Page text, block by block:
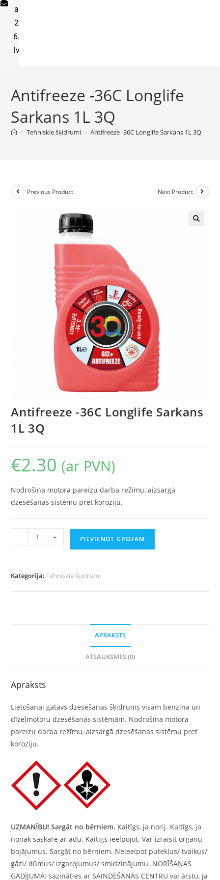
a
2
6.
lv
Antifreeze -36C Longlife
Sarkans 1L 3Q
> Tehniskie šķidrumi > Antifreeze -36C Longlife Sarkans 1L 3Q
Previous Product Next Product
Antifreeze -36C Longlife Sarkans
1L 3Q
€2.30 (ar PVN)
Nodrošina motora pareizu darba režīmu, aizsargā
dzesēšanas sistēmu pret koroziju.
- + PIEVIENOT GROZAM
Kategorija:Tehniskie šķidrumi
APRAKSTS
ATSAUKSMES (0)
Apraksts
Lietošanai gatavs dzesēšanas šķidrums visām benzīna un
dīzeļmotoru dzesēšanas sistēmām. Nodrošina motora
pareizu darba režīmu, aizsargā dzesēšanas sistēmu pret
koroziju.
UZMANĪBU! Sargāt no bērniem. Kaitīgs, ja norij. Kaitīgs, ja
nonāk saskarē ar ādu. Kaitīgs ieelpojot. Var izraisīt orgānu
bojājumus. Sargāt no bērniem. Neieelpot putekļus/ tvaikus/
gāzi/ dūmus/ izgarojumus/ smidzinājumu. NORĪŠANAS
GADĪJUMĀ: sazināties ar SAINDĒŠANĀS CENTRU vai ārstu, ja